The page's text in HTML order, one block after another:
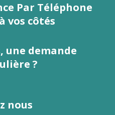
Par Téléphone
vos côtés
une demande
?
nous